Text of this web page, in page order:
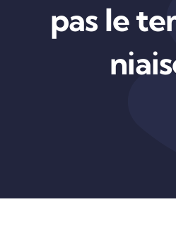
Contactpas le